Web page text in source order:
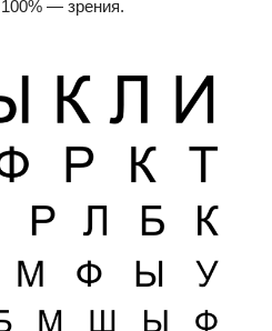
— зрения.